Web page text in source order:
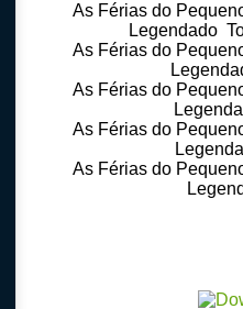
As Férias do
Legendado
As Férias do
As Férias do
As Férias do
As Férias do